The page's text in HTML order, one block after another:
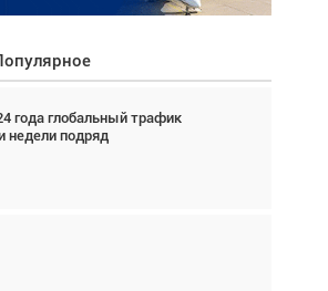
года глобальный трафик
недели подряд
тандем вертолётов и БПЛА в
операциях
Дэйв Кох: «Фотография
себя... а ИИ всё портит»